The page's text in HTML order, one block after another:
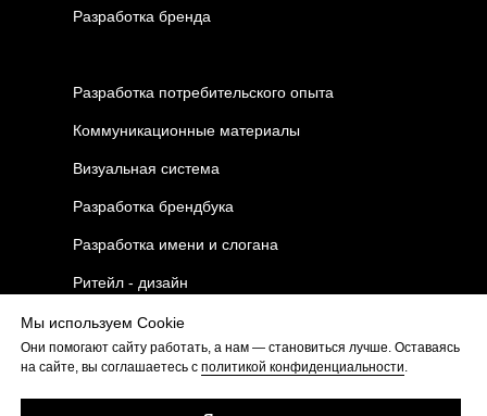
Мы используем Cookie
Они помогают сайту работать, а нам — становиться лучше. Оставаясь
на сайте, вы соглашаетесь с политикой конфиденциальности
Разработка потребительского опыта
Коммуникационные материалы
Визуальная система
Разработка брендбука
Разработка имени и слогана
Ритейл - дизайн
Разработка бренда